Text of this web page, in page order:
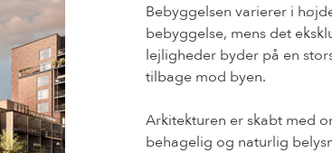
Bebyggelsen varierer i
bebyggelse, mens det
lejligheder byder på en
tilbage mod byen.
Arkitekturen er skabt med
behagelig og naturlig